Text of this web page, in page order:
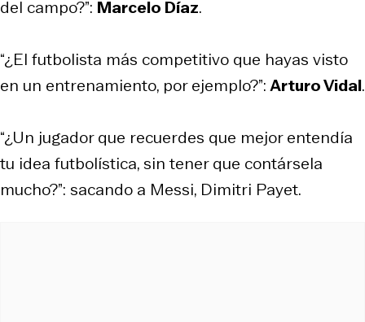
del campo?”: Marcelo Díaz.
“¿El futbolista más competitivo que hayas visto
en un entrenamiento, por ejemplo?”:Arturo Vidal.
“¿Un jugador que recuerdes que mejor entendía
tu idea futbolística, sin tener que contársela
mucho?”: sacando a Messi, Dimitri Payet.